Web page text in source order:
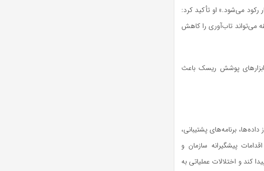
رکود می‌شود.» او تأکید کرد:
می‌تواند تاب‌آوری را کاهش
ابزار‌های پوشش ریسک باعث
برنامه‌های پشتیبانی،
پیشگیرانه سازمان و
کند و اختلالات عملیاتی به